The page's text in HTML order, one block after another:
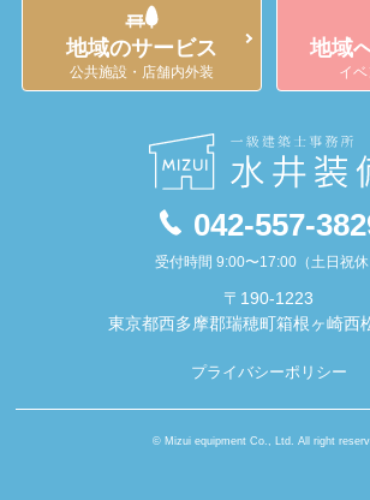
042-557-
受付時間 9:00〜17:00（土日祝休
〒190-1223
東京都西多摩郡瑞穂町箱根ヶ崎西
地域のサービス
公共施設・店舗内外装
地域
イ
プライバシーポリシー
© Mizui equipment Co., Ltd. All right